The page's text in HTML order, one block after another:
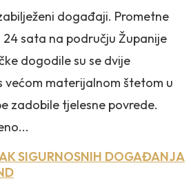
događaji. Prometne
sata na području Županije
dogodile su se dvije
većom materijalnom štetom u
zadobile tjelesne povrede.
SIGURNOSNIH DOGAĐANJA